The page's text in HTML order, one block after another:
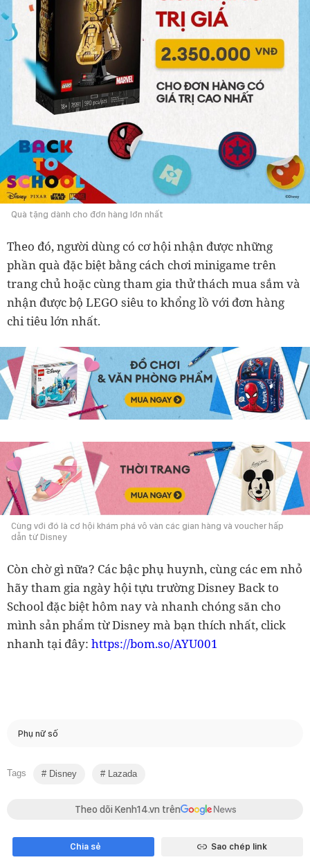
Quà tặng dành cho đơn hàng lớn nhất
Theo đó, người dùng có cơ hội nhận được những
phần quà đặc biệt bằng cách chơi minigame trên
trang chủ hoặc cùng tham gia thử thách mua sắm và
nhận được bộ LEGO siêu to khổng lồ với đơn hàng
chi tiêu lớn nhất.
Cùng với đó là cơ hội khám phá vô vàn các gian hàng và voucher hấp
dẫn từ Disney
Còn chờ gì nữa? Các bậc phụ huynh, cùng các em nhỏ
hãy tham gia ngày hội tựu trường Disney Back to
School đặc biệt hôm nay và nhanh chóng săn cho
mình sản phẩm từ Disney mà bạn thích nhất, click
nhanh tại đây: https://bom.so/AYU001
Phụ nữ số
Tags Disney Lazada
Theo dõi Kenh14.vn trên
Chia sẻ Sao chép link